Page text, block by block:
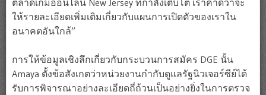
ตลาดเกมออนไลน์ New Jersey ที่กำลังเติบโต เราคาดว่าจะ
ให้รายละเอียดเพิ่มเติมเกี่ยวกับแผนการเปิดตัวของเราใน
อนาคตอันใกล้”
การให้ข้อมูลเชิงลึกเกี่ยวกับกระบวนการสมัคร DGE นั้น
Amaya ตั้งข้อสังเกตว่าหน่วยงานกำกับดูแลรัฐนิวเจอร์ซีย์ได้
รับการพิจารณาอย่างละเอียดถี่ถ้วนเป็นอย่างยิ่งในการตรวจ